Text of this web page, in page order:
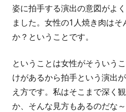
姿に拍手する演出の意図がよ
ました。女性の1人焼き肉は
か？ということです。
ということは女性がそういう
けがあるから拍手という演出
え方です。私はそこまで深く
か、そんな見方もあるのだな